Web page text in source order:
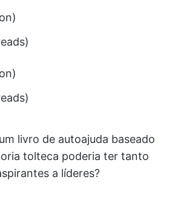
livro de autoajuda baseado
tolteca poderia ter tanto
a líderes?